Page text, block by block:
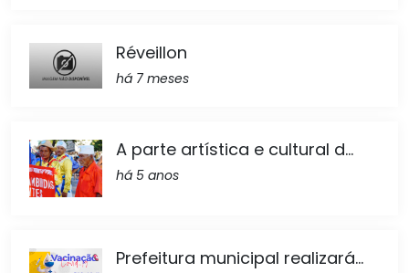
Réveillon
há 7 meses
A parte artística e cultural d...
há 5 anos
Prefeitura municipal realizará...